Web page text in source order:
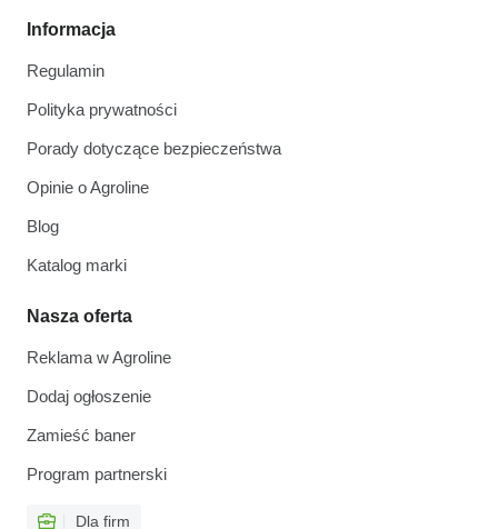
Informacja
Regulamin
Polityka prywatności
Porady dotyczące bezpieczeństwa
Opinie o Agroline
Blog
Katalog marki
Nasza oferta
Reklama w Agroline
Dodaj ogłoszenie
Zamieść baner
Program partnerski
Dla firm